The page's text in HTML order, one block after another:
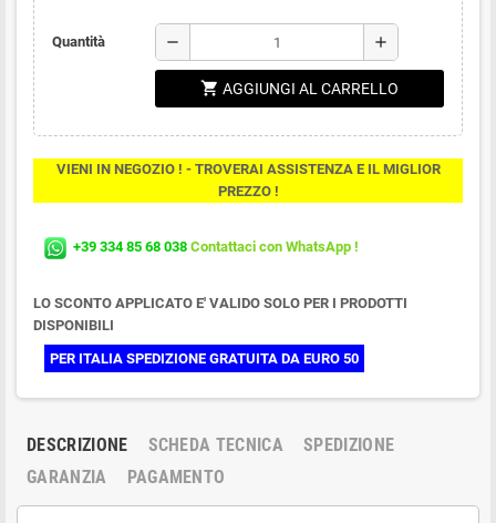
Quantità remove add
shopping_cart AGGIUNGI AL CARRELLO
VIENI IN NEGOZIO ! - TROVERAI ASSISTENZA E IL MIGLIOR
PREZZO !
+39 334 85 68 038 Contattaci con WhatsApp !
LO SCONTO APPLICATO E' VALIDO SOLO PER I PRODOTTI
DISPONIBILI
PER ITALIA SPEDIZIONE GRATUITA DA EURO 50
DESCRIZIONE SCHEDA TECNICA
SPEDIZIONE
GARANZIA
PAGAMENTO